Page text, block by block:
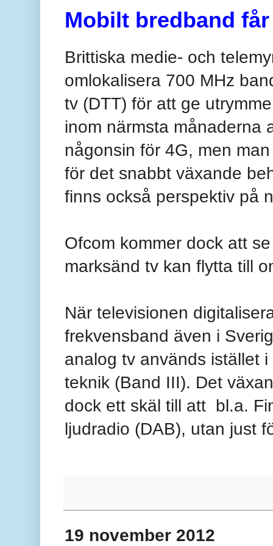
Mobilt bredband
Brittiska medie- och
omlokalisera 700 MHz
tv (DTT) för att ge
inom närmsta månaderna
någonsin för 4G, men
för det snabbt växande
finns också perspektiv på
Ofcom kommer dock att
marksänd tv kan flytta till
När televisionen
frekvensband även i
analog tv används istället
teknik (Band III). Det
dock ett skäl till att bl.a.
ljudradio (DAB), utan just
19 november 2012